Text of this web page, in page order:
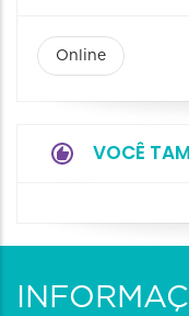
Online
VOCÊ